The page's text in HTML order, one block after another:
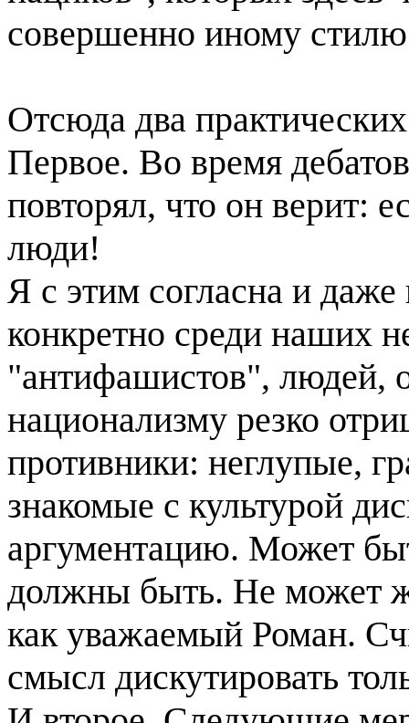
совершенно иному
Отсюда два
Первое. Во время
повторял, что он верит:
люди!
Я с этим согласна и
конкретно среди наших
"антифашистов", людей,
национализму резко
противники: неглупые,
знакомые с культурой
аргументацию. Может
должны быть. Не может
как уважаемый Роман.
смысл дискутировать